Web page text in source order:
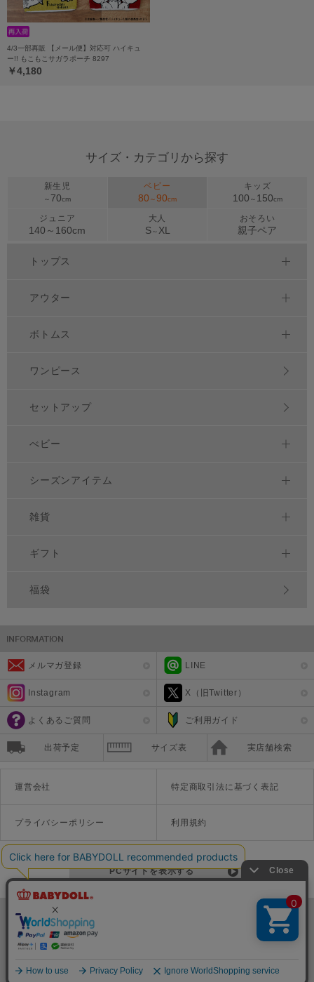
4/3一部再販 【メール便】対応可 ハイキュ
ー!! もこもこサガラポーチ 8297
￥4,180
サイズ・カテゴリから探す
新生児
～ 70cm
ベビー
80 ～90cm
キッズ
100 ～ 150cm
ジュニア
140～ 160cm
大人
S～ XL
おそろい
親子ペア
トップス
アウター
ボトムス
ワンピース
セットアップ
べビー
シーズンアイテム
雑貨
ギフト
福袋
メルマガ登録 LINE
Instagram X（旧Twitter）
よくあるご質問 ご利用ガイド
出荷予定 サイズ表 実店舗検索
運営会社 特定商取引法に基づく表記
プライバシーポリシー 利用規約
PCサイトを表示する
©Disney ©Disney/Pixar ©Disney. Based on the "Winnie the Pooh" works by A.A. Milne and E.H. Shepard.